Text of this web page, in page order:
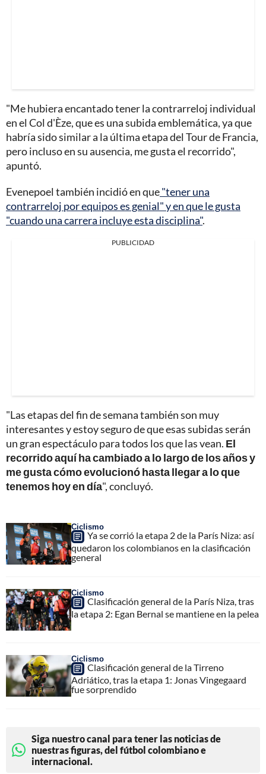
"Me hubiera encantado tener la contrarreloj individual
en el Col d'Èze, que es una subida emblemática, ya que
habría sido similar a la última etapa del Tour de Francia,
pero incluso en su ausencia, me gusta el recorrido",
apuntó.
Evenepoel también incidió en que"tener una
contrarreloj por equipos es genial" y en que le gusta
"cuando una carrera incluye esta disciplina".
PUBLICIDAD
"Las etapas del fin de semana también son muy
interesantes y estoy seguro de que esas subidas serán
un gran espectáculo para todos los que las vean. El
recorrido aquí ha cambiado a lo largo de los años y
me gusta cómo evolucionó hasta llegar a lo que
tenemos hoy en día", concluyó.
Ciclismo
Ya se corrió la etapa 2 de la París Niza: así
quedaron los colombianos en la clasificación
general
Ciclismo
Clasificación general de la París Niza, tras
la etapa 2: Egan Bernal se mantiene en la pelea
Ciclismo
Clasificación general de la Tirreno
Adriático, tras la etapa 1: Jonas Vingegaard
fue sorprendido
Siga nuestro canal para tener las noticias de
nuestras figuras, del fútbol colombiano e
internacional.